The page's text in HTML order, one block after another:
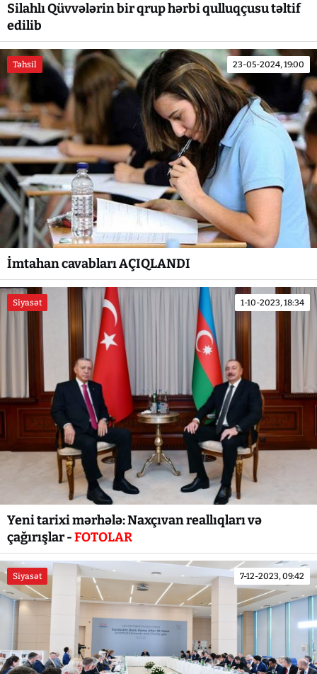
Silahlı Qüvvələrin bir qrup hərbi qulluqçusu təltif
edilib
Təhsil 23-05-2024, 19:00
İmtahan cavabları AÇIQLANDI
Siyasət 1-10-2023, 18:34
Yeni tarixi mərhələ: Naxçıvan reallıqları və
çağırışlar -FOTOLAR
Siyasət 7-12-2023, 09:42